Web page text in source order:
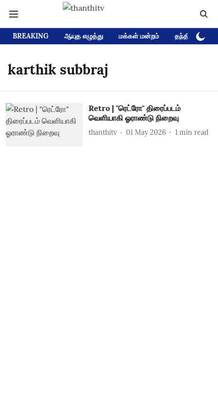
BREAKING ஆயுத எழுத்து மக்கள் மன்றம் தந்தி டிவி
karthik subbraj
Retro | "ரெட்ரோ" திரைப்படம்
வெளியாகி ஓராண்டு நிறைவு
thanthitv 01 May 2026 1 min read